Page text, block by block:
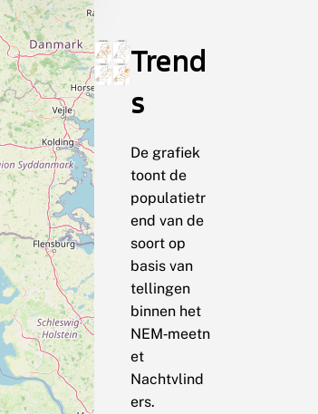
Trend
s
De grafiek
toont de
populatietr
end van de
soort op
basis van
tellingen
binnen het
NEM‑meetn
et
Nachtvlind
ers.